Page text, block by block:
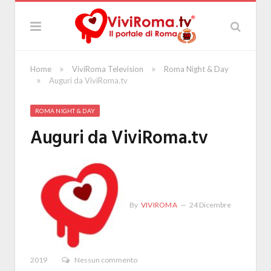
Home » ViviRoma Television » Roma Night & Day
» Auguri da ViviRoma.tv
ROMA NIGHT & DAY
Auguri da ViviRoma.tv
By VIVIROMA 24 Dicembre
2019 Nessun commento